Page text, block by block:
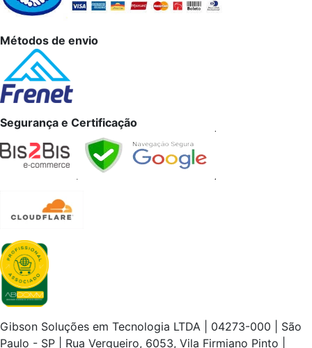
Métodos de envio
Segurança e Certificação
Gibson Soluções em Tecnologia LTDA | 04273-000 | São
Paulo - SP | Rua Vergueiro, 6053, Vila Firmiano Pinto |